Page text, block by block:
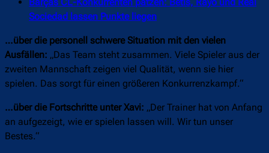
Sociedad lassen Punkte liegen
…über die personell schwere Situation mit den vielen
Ausfällen: „Das Team steht zusammen. Viele Spieler aus der
zweiten Mannschaft zeigen viel Qualität, wenn sie hier
spielen. Das sorgt für einen größeren Konkurrenzkampf.“
…über die Fortschritte unter Xavi: „Der Trainer hat von Anfang
an aufgezeigt, wie er spielen lassen will. Wir tun unser
Bestes.“